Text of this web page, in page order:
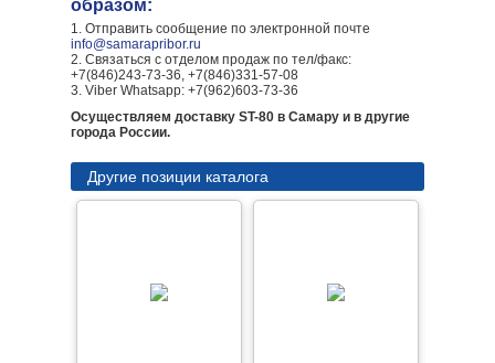
образом:
1. Отправить сообщение по электронной почте
info@samarapribor.ru
2. Связаться с отделом продаж по тел/факс:
+7(846)243-73-36, +7(846)331-57-08
3. Viber Whatsapp: +7(962)603-73-36
Осуществляем доставку ST-80 в Самару и в другие
города России.
Другие позиции каталога